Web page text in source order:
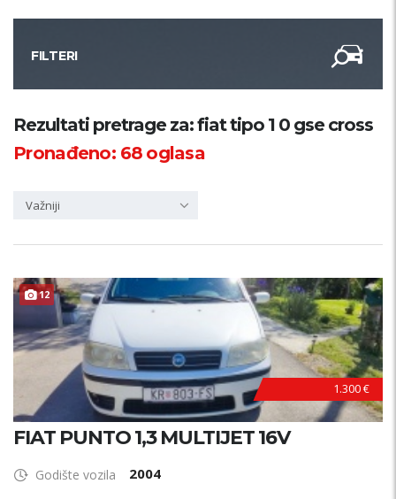
FILTERI
Kategorija
PRETRAŽI
Rezultati pretrage za: fiat tipo 1 0 gse cross
Pronađeno: 68oglasa
Važniji
12
1.300 €
FIAT PUNTO 1,3 MULTIJET 16V
Godište vozila 2004